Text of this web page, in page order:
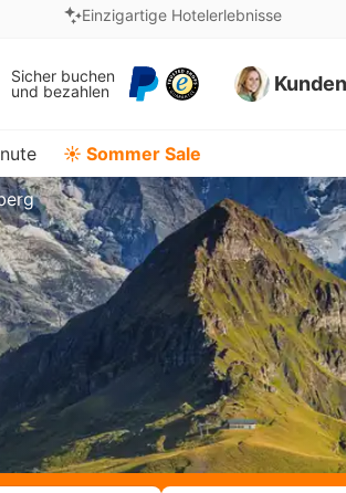
Einzigartige Hotelerlebnisse
Sicher buchen
und bezahlen
☀️ Sommer Sale